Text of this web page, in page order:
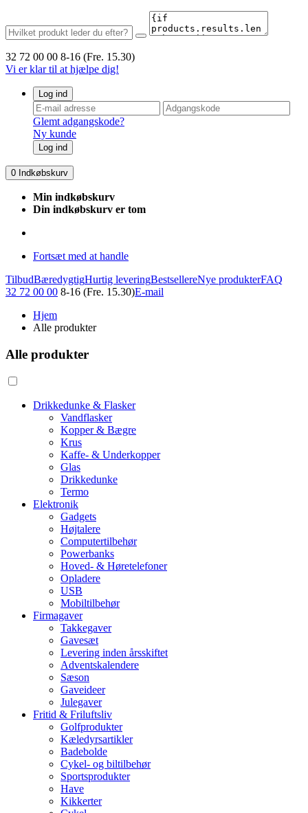
32 72 00 00 8-16 (Fre. 15.30)
Vi er klar til at hjælpe dig!
Log ind
Glemt adgangskode?
Ny kunde
Log ind
0 Indkøbskurv
Min indkøbskurv
Din indkøbskurv er tom
Fortsæt med at handle
TilbudBæredygtigHurtig leveringBestsellereNye produkterFAQ
32 72 00 00 8-16 (Fre. 15.30)E-mail
Hjem
Alle produkter
Alle produkter
Drikkedunke & Flasker
Vandflasker
Kopper & Bægre
Krus
Kaffe- & Underkopper
Glas
Drikkedunke
Termo
Elektronik
Gadgets
Højtalere
Computertilbehør
Powerbanks
Hoved- & Høretelefoner
Opladere
USB
Mobiltilbehør
Firmagaver
Takkegaver
Gavesæt
Levering inden årsskiftet
Adventskalendere
Sæson
Gaveideer
Julegaver
Fritid & Friluftsliv
Golfprodukter
Kæledyrsartikler
Badebolde
Cykel- og biltilbehør
Sportsprodukter
Have
Kikkerter